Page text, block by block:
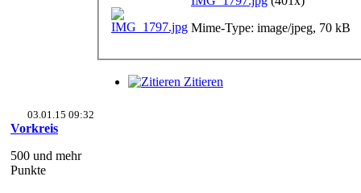
Mime-Type: image/jpeg, 70 kB
Zitieren
03.01.15 09:32
Vorkreis
500 und mehr
Punkte